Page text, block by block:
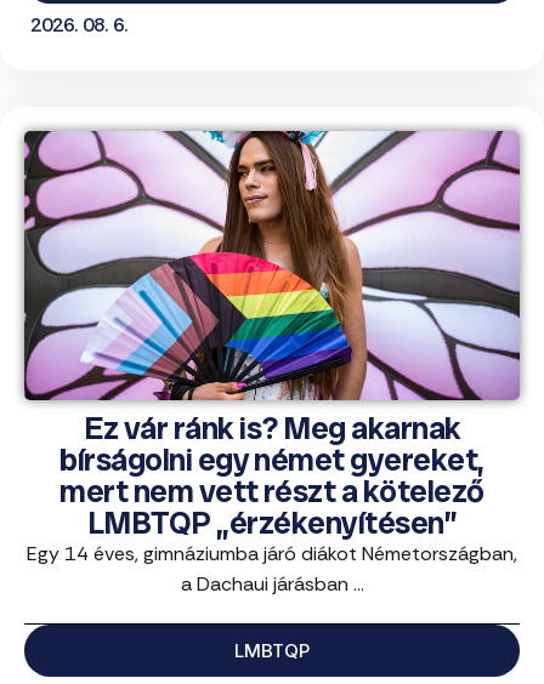
2026. 08. 6.
Ez vár ránk is? Meg akarnak
bírságolni egy német gyereket,
mert nem vett részt a kötelező
LMBTQP „érzékenyítésen”
Egy 14 éves, gimnáziumba járó diákot Németországban,
a Dachaui járásban ...
LMBTQP